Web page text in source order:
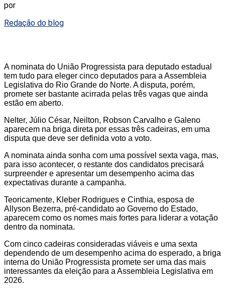
por
Redação do blog
A nominata do União Progressista para deputado estadual
tem tudo para eleger cinco deputados para a Assembleia
Legislativa do Rio Grande do Norte. A disputa, porém,
promete ser bastante acirrada pelas três vagas que ainda
estão em aberto.
Nelter, Júlio César, Neilton, Robson Carvalho e Galeno
aparecem na briga direta por essas três cadeiras, em uma
disputa que deve ser definida voto a voto.
A nominata ainda sonha com uma possível sexta vaga, mas,
para isso acontecer, o restante dos candidatos precisará
surpreender e apresentar um desempenho acima das
expectativas durante a campanha.
Teoricamente, Kleber Rodrigues e Cinthia, esposa de
Allyson Bezerra, pré-candidato ao Governo do Estado,
aparecem como os nomes mais fortes para liderar a votação
dentro da nominata.
Com cinco cadeiras consideradas viáveis e uma sexta
dependendo de um desempenho acima do esperado, a briga
interna do União Progressista promete ser uma das mais
interessantes da eleição para a Assembleia Legislativa em
2026.